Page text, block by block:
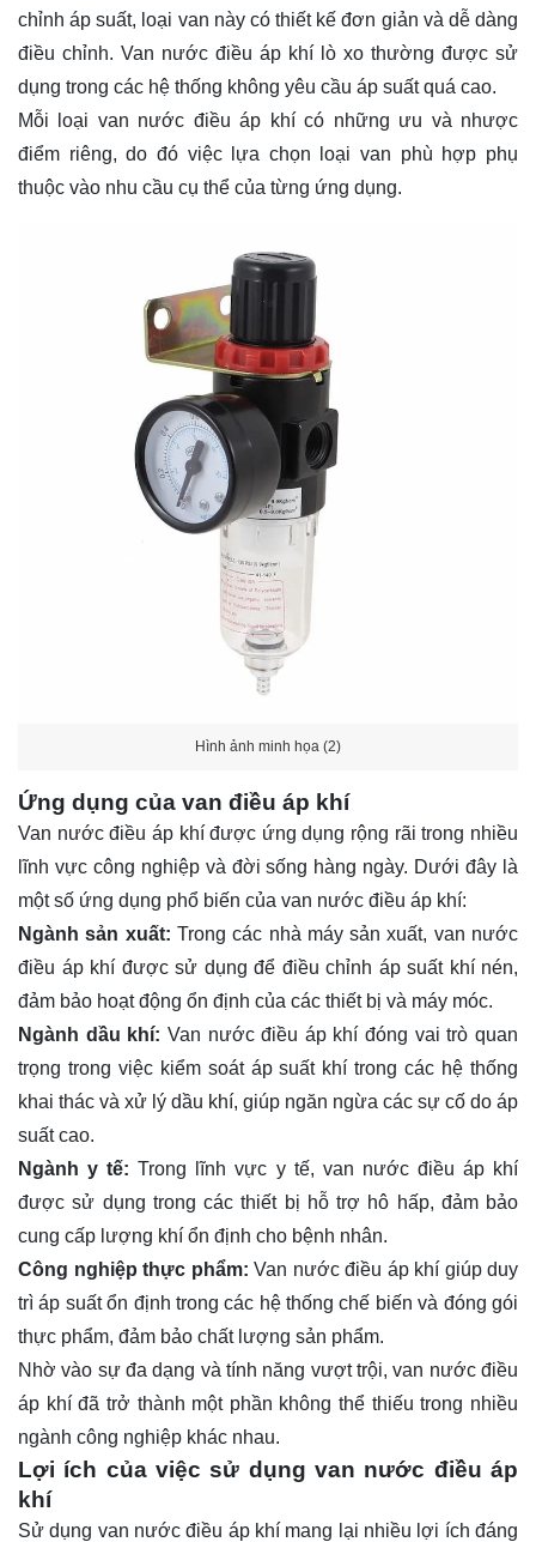
chỉnh áp suất, loại van này có thiết kế đơn giản và dễ dàng
điều chỉnh. Van nước điều áp khí lò xo thường được sử
dụng trong các hệ thống không yêu cầu áp suất quá cao.
Mỗi loại van nước điều áp khí có những ưu và nhược
điểm riêng, do đó việc lựa chọn loại van phù hợp phụ
thuộc vào nhu cầu cụ thể của từng ứng dụng.
Hình ảnh minh họa (2)
Ứng dụng của van điều áp khí
Van nước điều áp khí được ứng dụng rộng rãi trong nhiều
lĩnh vực công nghiệp và đời sống hàng ngày. Dưới đây là
một số ứng dụng phổ biến của van nước điều áp khí:
Ngành sản xuất: Trong các nhà máy sản xuất, van nước
điều áp khí được sử dụng để điều chỉnh áp suất khí nén,
đảm bảo hoạt động ổn định của các thiết bị và máy móc.
Ngành dầu khí: Van nước điều áp khí đóng vai trò quan
trọng trong việc kiểm soát áp suất khí trong các hệ thống
khai thác và xử lý dầu khí, giúp ngăn ngừa các sự cố do áp
suất cao.
Ngành y tế: Trong lĩnh vực y tế, van nước điều áp khí
được sử dụng trong các thiết bị hỗ trợ hô hấp, đảm bảo
cung cấp lượng khí ổn định cho bệnh nhân.
Công nghiệp thực phẩm: Van nước điều áp khí giúp duy
trì áp suất ổn định trong các hệ thống chế biến và đóng gói
thực phẩm, đảm bảo chất lượng sản phẩm.
Nhờ vào sự đa dạng và tính năng vượt trội, van nước điều
áp khí đã trở thành một phần không thể thiếu trong nhiều
ngành công nghiệp khác nhau.
Lợi ích của việc sử dụng van nước điều áp
khí
Sử dụng van nước điều áp khí mang lại nhiều lợi ích đáng